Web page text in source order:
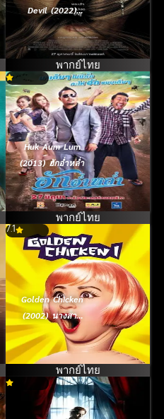
Devil (2022)
สวดส่งไปลงนรก
พากย์ไทย
Huk Aum Lum
(2013) ฮักอ่ำหล่ำ
พากย์ไทย
7.1
Golden Chicken
(2002) นางสาว
กำไก่
พากย์ไทย